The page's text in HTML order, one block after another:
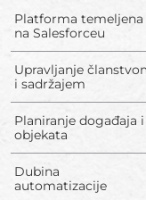
Platforma temeljena
na Salesforceu
Upravljanje
i sadržajem
Planiranje događaja i
objekata
Dubina
automatizacije